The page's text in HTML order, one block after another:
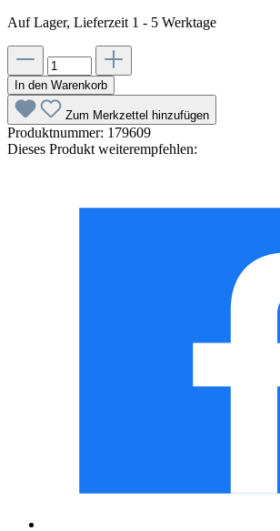
Auf Lager, Lieferzeit 1 - 5 Werktage
In den Warenkorb
Zum Merkzettel hinzufügen
Produktnummer: 179609
Dieses Produkt weiterempfehlen: